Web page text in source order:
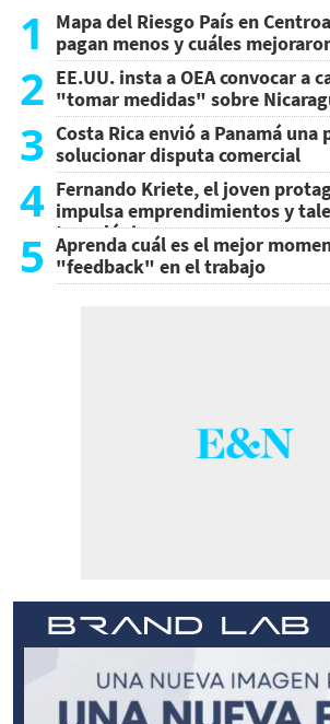
1
Mapa del Riesgo País en
pagan menos y cuáles
2 EE.UU. insta a OEA convocar a
"tomar medidas" sobre
3 Costa Rica envió a Panamá una
solucionar disputa comercial
4 Fernando Kriete, el joven
impulsa emprendimientos y
tecnológicos
5 Aprenda cuál es el mejor
"feedback" en el trabajo